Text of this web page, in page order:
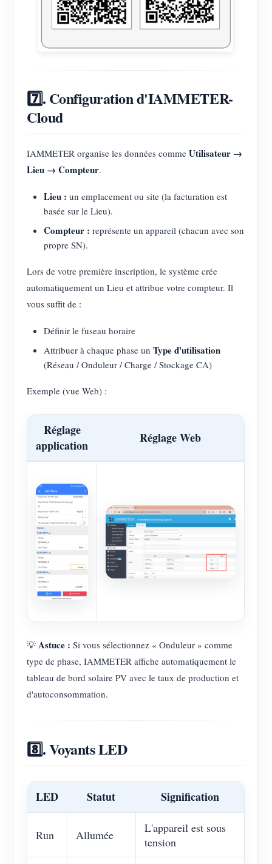
7️⃣. Configuration d'IAMMETER-
Cloud
IAMMETER organise les données comme Utilisateur →
Lieu → Compteur.
Lieu : un emplacement ou site (la facturation est
basée sur le Lieu).
Compteur : représente un appareil (chacun avec son
propre SN).
Lors de votre première inscription, le système crée
automatiquement un Lieu et attribue votre compteur. Il
vous suffit de :
Définir le fuseau horaire
Attribuer à chaque phase un Type d'utilisation
(Réseau / Onduleur / Charge / Stockage CA)
Exemple (vue Web) :
Réglage
application
Réglage Web
💡 Astuce : Si vous sélectionnez « Onduleur » comme
type de phase, IAMMETER affiche automatiquement le
tableau de bord solaire PV avec le taux de production et
d'autoconsommation.
8️⃣. Voyants LED
LED Statut Signification
Run Allumée
L'appareil est sous
tension